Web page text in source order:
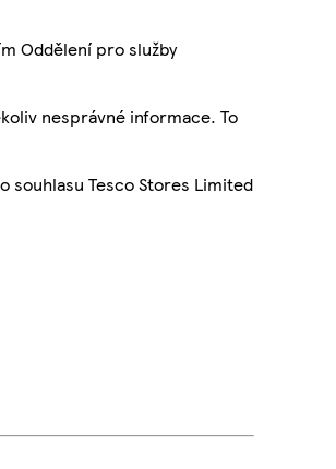
Oddělení pro služby
nesprávné informace. To
souhlasu Tesco Stores Limited